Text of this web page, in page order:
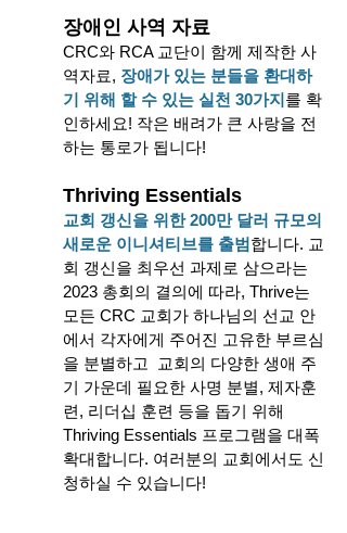
장애인 사역 자료
CRC와 RCA 교단이 함께 제작한 사
역자료, 장애가 있는 분들을 환대하
기 위해 할 수 있는 실천 30가지를 확
인하세요! 작은 배려가 큰 사랑을 전
하는 통로가 됩니다!
Thriving Essentials
교회 갱신을 위한 200만 달러 규모의
새로운 이니셔티브를 출범합니다. 교
회 갱신을 최우선 과제로 삼으라는
2023 총회의 결의에 따라, Thrive는
모든 CRC 교회가 하나님의 선교 안
에서 각자에게 주어진 고유한 부르심
을 분별하고  교회의 다양한 생애 주
기 가운데 필요한 사명 분별, 제자훈
련, 리더십 훈련 등을 돕기 위해
Thriving Essentials 프로그램을 대폭
확대합니다. 여러분의 교회에서도 신
청하실 수 있습니다!